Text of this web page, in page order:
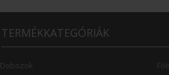
TERMÉKKATEGÓRIÁK
Dobozok